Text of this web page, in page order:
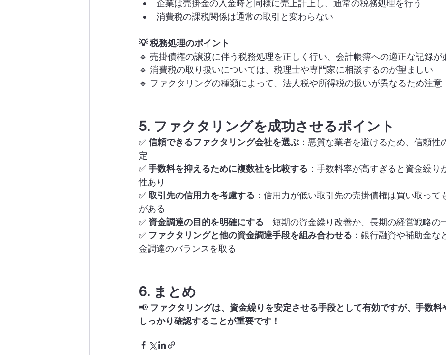
企業は売掛金の入金時と同様に売上計上し、通常の税務処理を行う
消費税の課税関係は通常の取引と変わらない
💡 税務処理のポイント
🔹 売掛債権の譲渡に伴う税務処理を正しく行い、会計帳簿への適正な記録が
🔹 消費税の取り扱いについては、税理士や専門家に相談するのが望ましい
🔹 ファクタリングの種類によって、法人税や所得税の扱いが異なるため注意
5. ファクタリングを成功させるポイント
✅ 信頼できるファクタリング会社を選ぶ ：悪質な業者を避けるため、信頼性
定
✅ 手数料を抑えるために複数社を比較する ：手数料率が高すぎると資金繰り
性あり
✅ 取引先の信用力を考慮する ：信用力が低い取引先の売掛債権は買い取って
がある
✅ 資金調達の目的を明確にする ：短期の資金繰り改善か、長期の経営戦略の
✅ ファクタリングと他の資金調達手段を組み合わせる ：銀行融資や補助金な
金調達のバランスを取る
6. まとめ
📢 ファクタリングは、資金繰りを安定させる手段として有効ですが、手数料
しっかり確認することが重要です！